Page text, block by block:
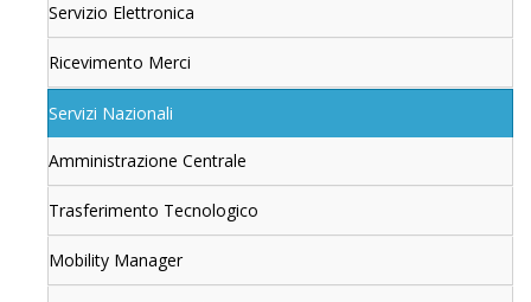
Servizio Elettronica
Ricevimento Merci
Servizi Nazionali
Amministrazione Centrale
Trasferimento Tecnologico
Mobility Manager